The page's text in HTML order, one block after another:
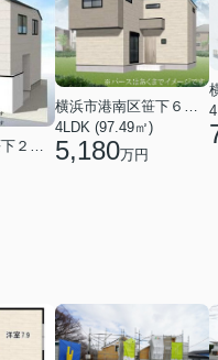
横浜市港南区笹下２丁目
横浜市港南区笹下６丁目
4LDK (97.49㎡)
5,180万円